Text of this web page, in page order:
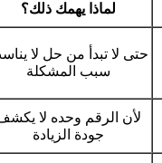
لماذا يهمك ذلك؟
حتى لا تبدأ من حل لا
سبب المشكلة
لأن الرقم وحده لا
جودة الزيادة